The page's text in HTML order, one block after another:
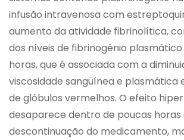
infusão intravenosa com
aumento da atividade fibrinolítica,
dos níveis de fibrinogênio
horas, que é associada com a
viscosidade sangüínea e plasmática
de glóbulos vermelhos. O efeito
desaparece dentro de poucas horas
descontinuação do medicamento,